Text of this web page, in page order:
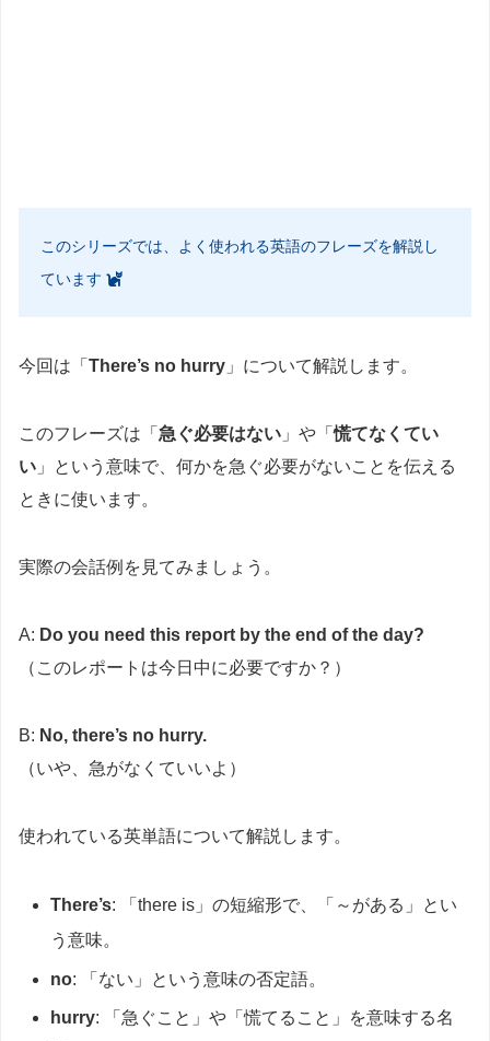
このシリーズでは、よく使われる英語のフレーズを解説し
ています
今回は「 There’s no hurry 」について解説します。
このフレーズは「 急ぐ必要はない 」や「慌てなくてい
い 」という意味で、何かを急ぐ必要がないことを伝える
ときに使います。
実際の会話例を見てみましょう。
A: Do you need this report by the end of the day?
（このレポートは今日中に必要ですか？）
B: No, there’s no hurry.
（いや、急がなくていいよ）
使われている英単語について解説します。
There’s: 「there is」の短縮形で、「～がある」とい
う意味。
no: 「ない」という意味の否定語。
hurry: 「急ぐこと」や「慌てること」を意味する名